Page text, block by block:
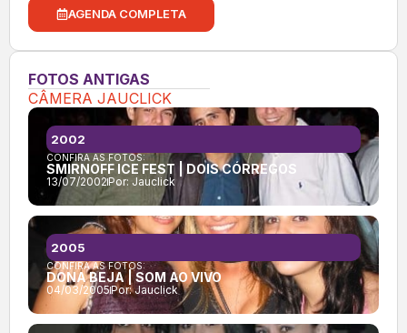
AGENDA COMPLETA
FOTOS ANTIGAS
CÂMERA JAUCLICK
CONFIRA AS FOTOS:
SMIRNOFF ICE FEST | DOIS CÓRREGOS
13/07/2002Por: Jauclick
2002
CONFIRA AS FOTOS:
DONA BEJA | SOM AO VIVO
04/03/2005Por:Jauclick
2005